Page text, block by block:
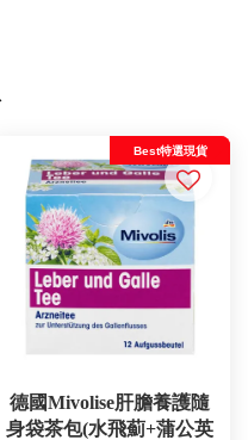
Best特選現貨
德國Mivolise肝膽養護隨
身袋茶包(水飛薊+蒲公英